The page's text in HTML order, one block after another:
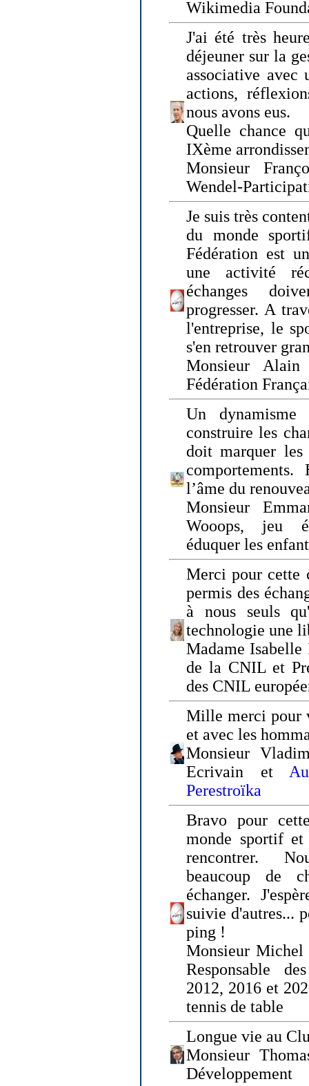
Wikimedia
J'ai été très
déjeuner sur la
associative avec
actions,
nous avons eus.
Quelle chance
IXème
Monsieur
Wendel-
Je suis très
du monde
Fédération est
une activité
échanges
progresser. A
l'entreprise, le
s'en retrouver
Monsieur
Fédération
Un dynamisme
construire les
doit marquer les
l’âme du
Monsieur
Wooops, jeu
éduquer les
Merci pour cette
permis des
à nous seuls
technologie une
Madame Isabelle
de la CNIL et
des CNIL
Mille merci pour
et avec les
Monsieur
Ecrivain et
Perestroïka
Bravo pour
monde sportif
rencontrer.
beaucoup de
échanger.
suivie d'autres...
ping !
Monsieur
Responsable
2012, 2016 et
tennis de table
Longue vie au
Monsieur
Développement